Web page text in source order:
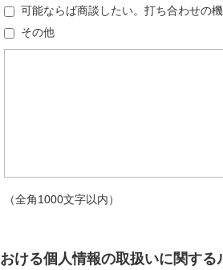
可能ならば商談したい。打ち合わせの機
その他
（全角1000文字以内）
ける個人情報の取扱いに関する